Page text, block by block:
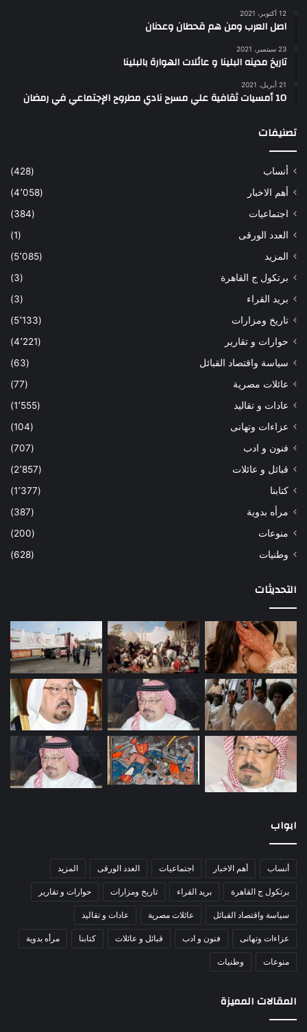
12 أكتوبر، 2021
اصل العرب ومن هم قحطان وعدنان
23 سبتمبر، 2021
تاريخ مدينه البلينا و عائلات الهوارة بالبلينا
21 أبريل، 2021
10 أمسيات ثقافية علي مسرح نادي مطروح الإجتماعي في رمضان
تصنيفات
أنساب
(428)
أهم الاخبار
(4٬058)
اجتماعيات
(384)
العدد الورقى
(1)
المزيد
(5٬085)
برتكول ج القاهرة
(3)
بريد القراء
(3)
تاريخ ومزارات
(5٬133)
حوارات و تقارير
(4٬221)
سياسة واقتصاد القبائل
(63)
عائلات مصرية
(77)
عادات و تقاليد
(1٬555)
عزاءات وتهانى
(104)
فنون و ادب
(707)
قبائل و عائلات
(2٬857)
كتابنا
(1٬377)
مرأه بدوية
(387)
منوعات
(200)
وطنيات
(628)
التحديثات
ابواب
أنساب أهم الاخبار اجتماعيات العدد الورقى المزيد
برتكول ج القاهرة بريد القراء تاريخ ومزارات حوارات و تقارير
سياسة واقتصاد القبائل عائلات مصرية عادات و تقاليد
عزاءات وتهانى فنون و ادب قبائل و عائلات كتابنا مرأه بدوية
منوعات وطنيات
المقالات المميزة